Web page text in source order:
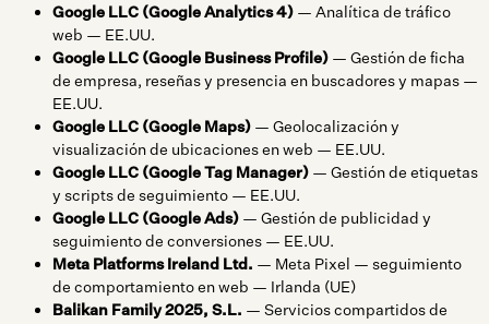
Google LLC (Google Analytics 4) — Analítica de tráfico
web — EE.UU.
Google LLC (Google Business Profile) — Gestión de ficha
de empresa, reseñas y presencia en buscadores y mapas —
EE.UU.
Google LLC (Google Maps) — Geolocalización y
visualización de ubicaciones en web — EE.UU.
Google LLC (Google Tag Manager) — Gestión de etiquetas
y scripts de seguimiento — EE.UU.
Google LLC (Google Ads) — Gestión de publicidad y
seguimiento de conversiones — EE.UU.
Meta Platforms Ireland Ltd. — Meta Pixel — seguimiento
de comportamiento en web — Irlanda (UE)
Balikan Family 2025, S.L. — Servicios compartidos de